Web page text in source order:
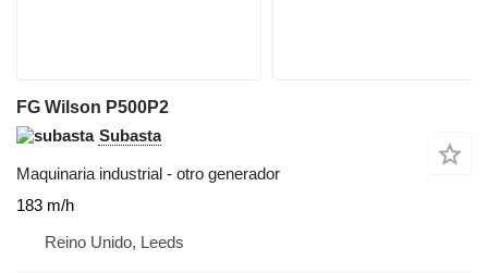
FG Wilson P500P2
Subasta
Maquinaria industrial - otro generador
183 m/h
Reino Unido, Leeds